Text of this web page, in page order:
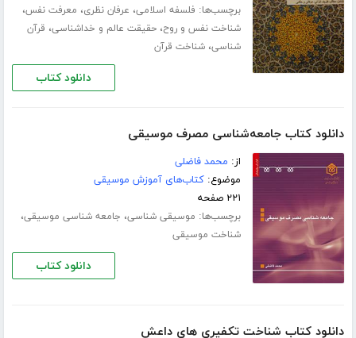
برچسب‌ها: فلسفه اسلامی، عرفان نظری، معرفت نفس،
شناخت نفس و روح،حقیقت عالم و خداشناسی، قرآن
شناسی،شناخت قرآن
دانلود کتاب
دانلود کتاب جامعه‌شناسی مصرف موسیقی
از: محمد فاضلی
موضوع:کتاب‌های آموزش موسیقی
۲۲۱ صفحه
برچسب‌ها: موسیقی شناسی، جامعه شناسی موسیقی،
شناخت موسیقی
دانلود کتاب
دانلود کتاب شناخت تکفیری های داعش